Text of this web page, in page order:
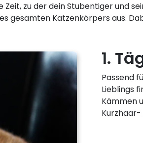
Zeit, zu der dein Stubentiger und
gesamten Katzenkörpers aus.
1.
Passend
Lieblings
Kämmen